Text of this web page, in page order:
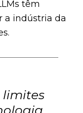
têm
a indústria da
limites